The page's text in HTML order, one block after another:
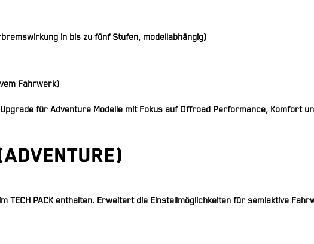
in bis zu fünf Stufen, modellabhängig)
Fahrwerk)
für Adventure Modelle mit Fokus auf Offroad Performance, Komfort
(Adventure)
TECH PACK enthalten. Erweitert die Einstellmöglichkeiten für semiaktive